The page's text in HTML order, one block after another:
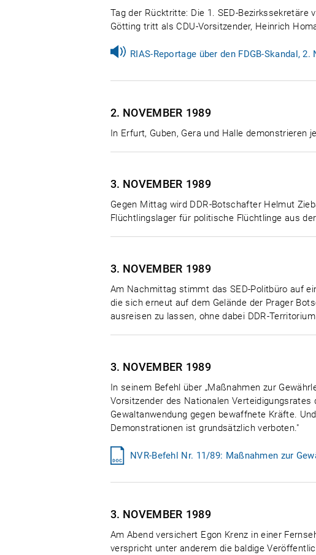
Tag der Rücktritte: Die 1. SED-Bezirkssekretäre
Götting tritt als CDU-Vorsitzender, Heinrich
RIAS-Reportage über den FDGB-Skandal, 2.
2. NOVEMBER 1989
In Erfurt, Guben, Gera und Halle
3. NOVEMBER 1989
Gegen Mittag wird DDR-Botschafter Helmut
Flüchtlingslager für politische Flüchtlinge aus
3. NOVEMBER 1989
Am Nachmittag stimmt das SED-Politbüro auf
die sich erneut auf dem Gelände der Prager
ausreisen zu lassen, ohne dabei DDR-
3. NOVEMBER 1989
In seinem Befehl über „Maßnahmen zur
Vorsitzender des Nationalen
Gewaltanwendung gegen bewaffnete Kräfte.
Demonstrationen ist grundsätzlich verboten."
NVR-Befehl Nr. 11/89: Maßnahmen zur
3. NOVEMBER 1989
Am Abend versichert Egon Krenz in einer
verspricht unter anderem die baldige